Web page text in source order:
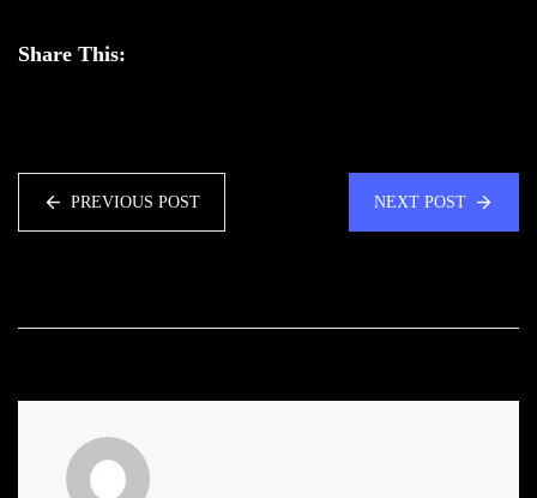
Share This:
PREVIOUS POST NEXT POST